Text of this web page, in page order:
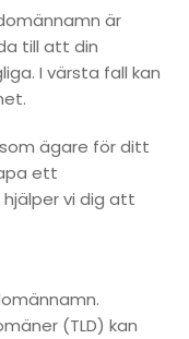
är
till att din
I värsta fall kan
ägare för ditt
ett
hjälper vi dig att
(TLD) kan